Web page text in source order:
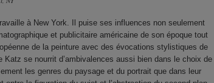
à New York. Il puise ses influences non seulement
et publicitaire américaine de son époque tout
de la peinture avec des évocations stylistiques de
se nourrit d’ambivalences aussi bien dans le choix de
les genres du paysage et du portrait que dans leur